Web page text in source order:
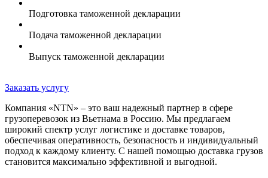
Подготовка таможенной декларации
Подача таможенной декларации
Выпуск таможенной декларации
Заказать услугу
Компания «NTN» – это ваш надежный партнер в сфере
грузоперевозок из Вьетнама в Россию. Мы предлагаем
широкий спектр услуг логистике и доставке товаров,
обеспечивая оперативность, безопасность и индивидуальный
подход к каждому клиенту. С нашей помощью доставка грузов
становится максимально эффективной и выгодной.